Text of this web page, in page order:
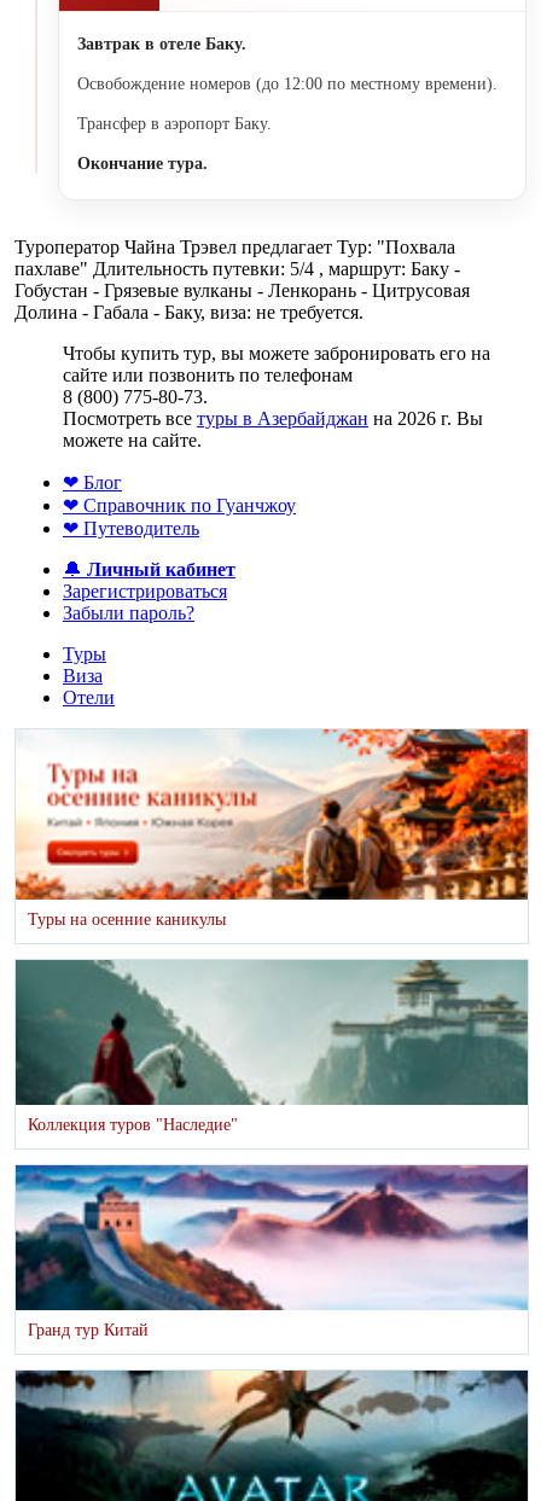
Завтрак в отеле Баку.
Освобождение номеров (до 12:00 по местному времени).
Трансфер в аэропорт Баку.
Окончание тура.
Туроператор Чайна Трэвел предлагает Тур: "Похвала
пахлаве" Длительность путевки: 5/4 , маршрут: Баку -
Гобустан - Грязевые вулканы - Ленкорань - Цитрусовая
Долина - Габала - Баку, виза: не требуется.
Чтобы купить тур, вы можете забронировать его на
сайте или позвонить по телефонам
8 (800) 775-80-73.
Посмотреть все туры в Азербайджан на 2026 г. Вы
можете на сайте.
❤ Блог
❤ Справочник по Гуанчжоу
❤ Путеводитель
🔔 Личный кабинет
Зарегистрироваться
Забыли пароль?
Туры
Виза
Отели
Туры на осенние каникулы
Коллекция туров "Наследие"
Гранд тур Китай